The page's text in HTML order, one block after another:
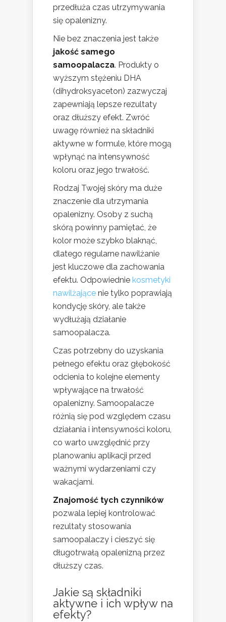
przedłuża czas utrzymywania
się opalenizny.
Nie bez znaczenia jest także
jakość samego
samoopalacza. Produkty o
wyższym stężeniu DHA
(dihydroksyaceton) zazwyczaj
zapewniają lepsze rezultaty
oraz dłuższy efekt. Zwróć
uwagę również na składniki
aktywne w formule, które mogą
wpłynąć na intensywność
koloru oraz jego trwałość.
Rodzaj Twojej skóry ma duże
znaczenie dla utrzymania
opalenizny. Osoby z suchą
skórą powinny pamiętać, że
kolor może szybko blaknąć,
dlatego regularne nawilżanie
jest kluczowe dla zachowania
efektu. Odpowiednie kosmetyki
nawilżające nie tylko poprawiają
kondycję skóry, ale także
wydłużają działanie
samoopalacza.
Czas potrzebny do uzyskania
pełnego efektu oraz głębokość
odcienia to kolejne elementy
wpływające na trwałość
opalenizny. Samoopalacze
różnią się pod względem czasu
działania i intensywności koloru,
co warto uwzględnić przy
planowaniu aplikacji przed
ważnymi wydarzeniami czy
wakacjami.
Znajomość tych czynników
pozwala lepiej kontrolować
rezultaty stosowania
samoopalaczy i cieszyć się
długotrwałą opalenizną przez
dłuższy czas.
Jakie są składniki
aktywne i ich wpływ na
efekty?